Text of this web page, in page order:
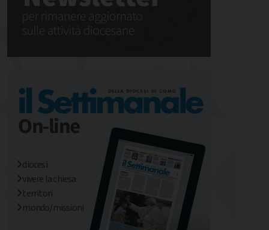
diocesi
vivere la chiesa
territori
mondo/missioni